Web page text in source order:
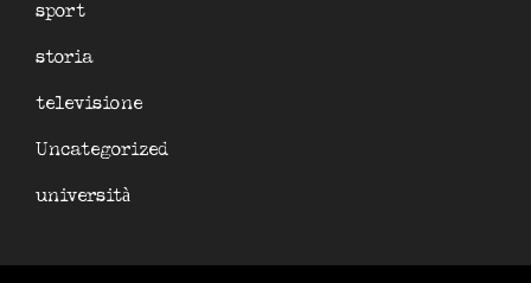
sport
storia
televisione
Uncategorized
università